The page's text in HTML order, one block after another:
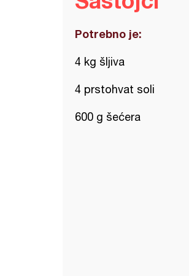
Potrebno je:
4 kg šljiva
4 prstohvat soli
600 g šećera